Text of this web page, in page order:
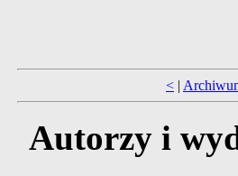
< |
Autorzy i